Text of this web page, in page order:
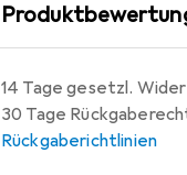
14 Tage gesetzl.
30 Tage
Rückgaberichtlinien